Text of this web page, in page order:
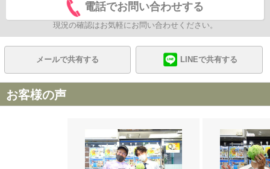
電話でお問い合わせする
現況の確認はお気軽にお問い合わせください。
メールで共有する LINEで共有する
お客様の声